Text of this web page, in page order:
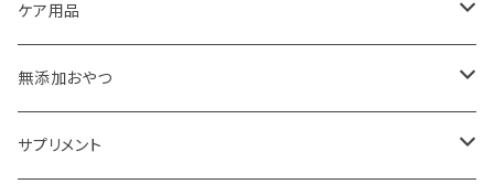
ケア用品
肉球バーム
ドッグソープ
無添加おやつ
お肉
サプリメント